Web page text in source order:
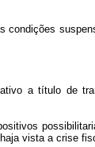
a título de
vista a crise